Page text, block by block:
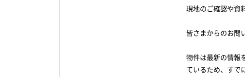
現地のご確認や資
皆さまからのお問
物件は最新の情報
ているため、すで